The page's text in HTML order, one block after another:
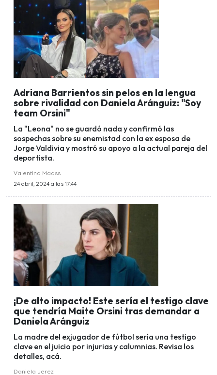
Adriana Barrientos sin pelos en la lengua
sobre rivalidad con Daniela Aránguiz: "Soy
team Orsini"
La "Leona" no se guardó nada y confirmó las
sospechas sobre su enemistad con la ex esposa de
Jorge Valdivia y mostró su apoyo a la actual pareja del
deportista.
Valentina Maass
24 abril, 2024 a las 17:44
¡De alto impacto! Este sería el testigo clave
que tendría Maite Orsini tras demandar a
Daniela Aránguiz
La madre del exjugador de fútbol sería una testigo
clave en el juicio por injurias y calumnias. Revisa los
detalles, acá.
Daniela Jerez